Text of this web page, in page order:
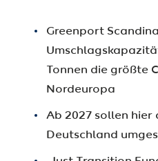
Greenport
Tonnen die größte
Nordeuropa
Ab 2027 sollen hier
Deutschland